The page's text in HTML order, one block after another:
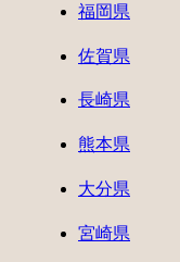
福岡県
佐賀県
長崎県
熊本県
大分県
宮崎県